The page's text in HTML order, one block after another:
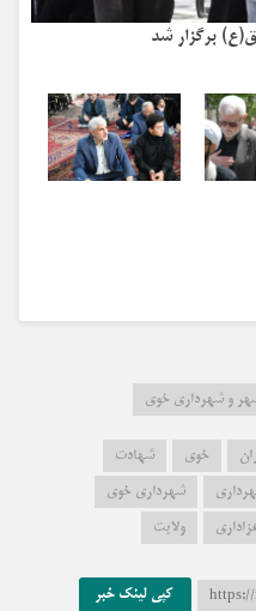
برگزار شد
و شهرداری خوی
خوی شهادت
شهرداری خوی
ولایت
کپی لینک خبر